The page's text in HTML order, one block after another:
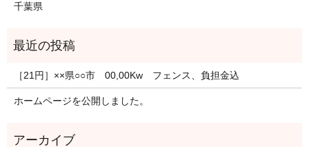
千葉県
［21円］××県○○市 00,00Kw フェンス、負担金込
ホームページを公開しました。